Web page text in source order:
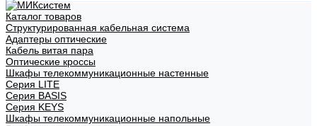
Каталог товаров
Структурированная кабельная система
Адаптеры оптические
Кабель витая пара
Оптические кроссы
Шкафы телекоммуникационные настенные
Cерия LITE
Cерия BASIS
Cерия KEYS
Шкафы телекоммуникационные напольные